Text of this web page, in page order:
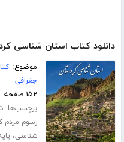
دانلود کتاب استان شناسی
موضوع:
جغرافی
۱۵۲ صفحه
برچسب‌ها:
رسوم مردم
شناسی،